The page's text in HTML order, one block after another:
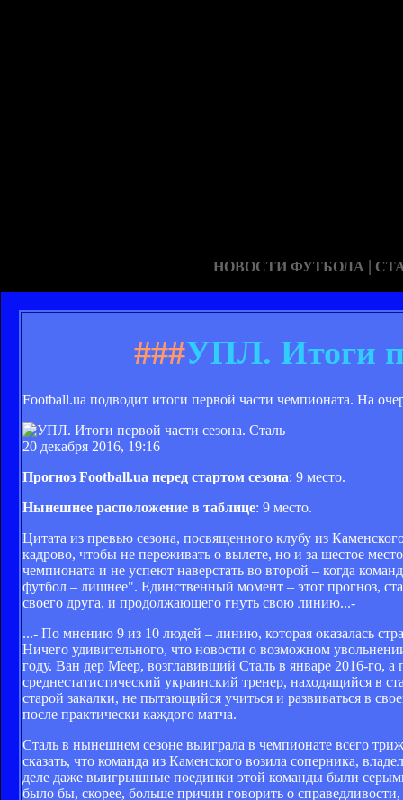
НОВОСТИ ФУТБОЛА |
###УПЛ. Итоги
Football.ua подводит итоги первой части чемпионата. На
20 декабря 2016, 19:16
Прогноз Football.ua перед стартом сезона: 9 место.
Нынешнее расположение в таблице: 9 место.
Цитата из превью сезона, посвященного клубу из
кадрово, чтобы не переживать о вылете, но и за шестое
чемпионата и не успеют наверстать во второй – когда
футбол – лишнее". Единственный момент – этот прогноз,
своего друга, и продолжающего гнуть свою линию...-
...- По мнению 9 из 10 людей – линию, которая оказалась
Ничего удивительного, что новости о возможном
году. Ван дер Меер, возглавивший Сталь в январе 2016-го, а
среднестатистический украинский тренер, находящийся в
старой закалки, не пытающийся учиться и развиваться в
после практически каждого матча.
Сталь в нынешнем сезоне выиграла в чемпионате всего
сказать, что команда из Каменского возила соперника,
деле даже выигрышные поединки этой команды были
было бы, скорее, больше причин говорить о